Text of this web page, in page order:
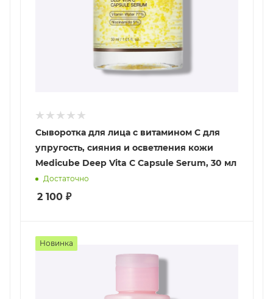
Сыворотка для лица с витамином С для
упругость, сияния и осветления кожи
Medicube Deep Vita C Capsule Serum, 30 мл
Достаточно
2 100 ₽
Новинка